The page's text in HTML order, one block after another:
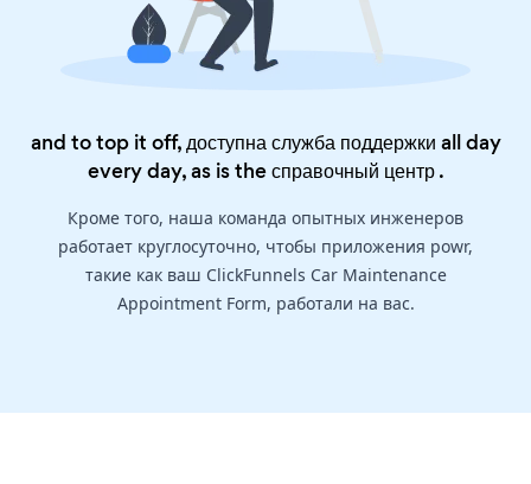
and to top it off, доступна служба поддержки all day
every day, as is theсправочный центр.
Кроме того, наша команда опытных инженеров
работает круглосуточно, чтобы приложения powr,
такие как ваш ClickFunnels Car Maintenance
Appointment Form, работали на вас.